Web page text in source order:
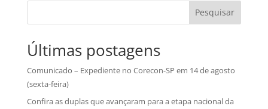
Pesquisar
Últimas postagens
Comunicado – Expediente no Corecon-SP em 14 de agosto
(sexta-feira)
Confira as duplas que avançaram para a etapa nacional da